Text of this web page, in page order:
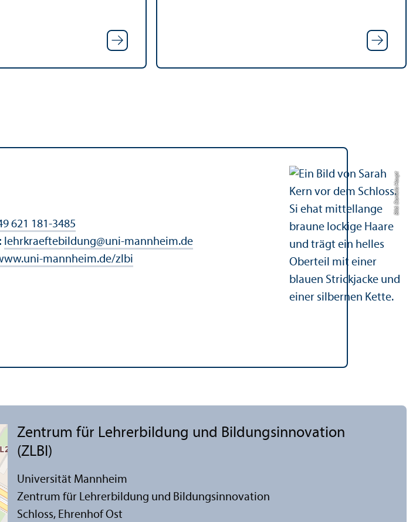
Bild: Daniela Haupt
621 181-3485
lehrkraeftebildung@uni-mannheim.de
mannheim.de/zlbi
Zentrum für Lehr­erbildung und Bildungs­innovation
(ZLBI)
Universität Mannheim
Zentrum für Lehr­erbildung und Bildungs­innovation
Schloss, Ehrenhof Ost